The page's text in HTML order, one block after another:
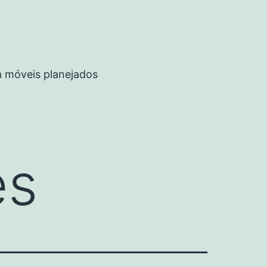
planejados